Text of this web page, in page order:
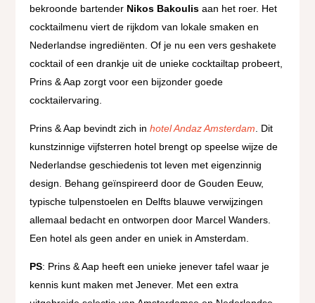
bekroonde bartender Nikos Bakoulisaan het roer. Het
cocktailmenu viert de rijkdom van lokale smaken en
Nederlandse ingrediënten. Of je nu een vers geshakete
cocktail of een drankje uit de unieke cocktailtap probeert,
Prins & Aap zorgt voor een bijzonder goede
cocktailervaring.
Prins & Aap bevindt zich inhotel Andaz Amsterdam . Dit
kunstzinnige vijfsterren hotel brengt op speelse wijze de
Nederlandse geschiedenis tot leven met eigenzinnig
design. Behang geïnspireerd door de Gouden Eeuw,
typische tulpenstoelen en Delfts blauwe verwijzingen
allemaal bedacht en ontworpen door Marcel Wanders.
Een hotel als geen ander en uniek in Amsterdam.
PS: Prins & Aap heeft een unieke jenever tafel waar je
kennis kunt maken met Jenever. Met een extra